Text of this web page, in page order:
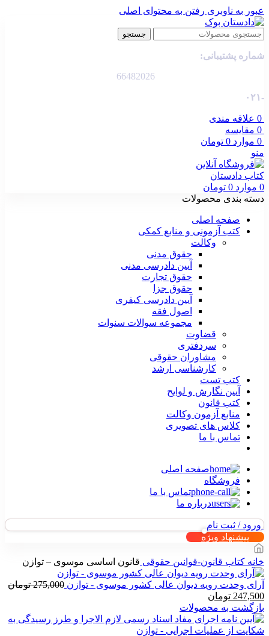
عبور به ناوبری رفتن به محتوای اصلی
جستجو
شماره پشتیبانی:
66482026
-۰۲۱
0 علاقه مندی
0 مقایسه
0 موارد 0 تومان
منو
0 موارد 0 تومان
دسته بندی محصولات
صفحه اصلی
کتب آزمونی و منابع کمکی
وکالت
حقوق مدنی
آیین دادرسی مدنی
حقوق تجارت
حقوق جزا
آیین دادرسی کیفری
اصول فقه
مجموعه سوالات سنوات
قضاوت
سردفتری
مشاوران حقوقی
کارشناسی ارشد
کتب تست
آیین نگارش و لوایح
کتب قانون
منابع آزمون وکالت
کلاس های تصویری
تماس با ما
صفحه اصلی
فروشگاه
تماس با ما
درباره ما
ورود / ثبت نام
پیشنهاد ویژه
خانه کتاب قانون-قوانین حقوقی قانون اساسی موسوی – توازن
آرای وحدت رویه دیوان عالی کشور موسوی - توازن 275,000 تومان
قیمت
اصلی
275,000 تومان
بود.
247,500 تومان
فعلی
247,500 تومان
است.
بازگشت به محصولات